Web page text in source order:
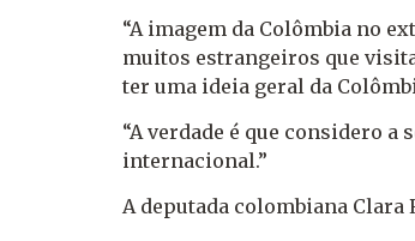
“A imagem da Colômbia no
muitos estrangeiros que
ter uma ideia geral da
“A verdade é que considero
internacional.”
A deputada colombiana Clara